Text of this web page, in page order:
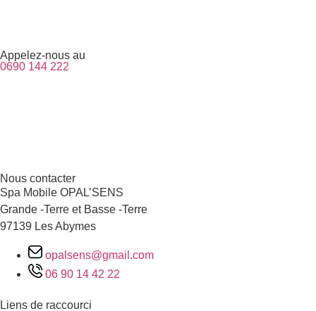
Appelez-nous au
0690 144 222
Nous contacter
Spa Mobile OPAL’SENS
Grande -Terre et Basse -Terre
97139 Les Abymes
opalsens@gmail.com
06 90 14 42 22
Liens de raccourci